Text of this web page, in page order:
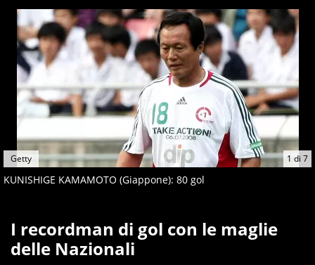
1 di 7
Getty
KUNISHIGE KAMAMOTO (Giappone): 80 gol
I recordman di gol con le maglie
delle Nazionali